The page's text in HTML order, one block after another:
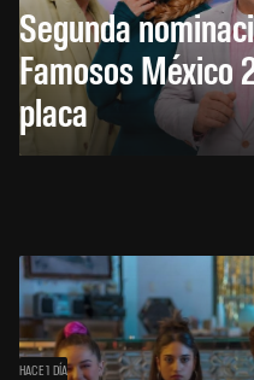
Segunda
Famosos México
placa
HACE 1 DÍA